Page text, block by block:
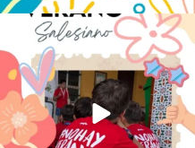
No hay verano sin que sea Salesiano ❤️
💫 en Luz 4
...
0